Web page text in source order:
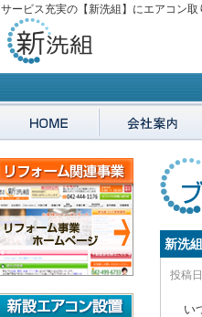
サービス充実の【新洗組】にエアコン取
新洗
投稿
い